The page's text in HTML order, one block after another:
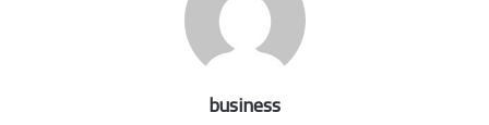
business